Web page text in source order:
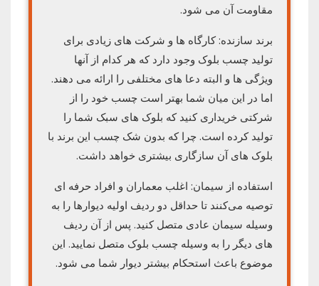
مقاومت آن می شود.
برند سازنده: کارگاه ها و شرکت های زیادی برای
تولید چسب بلوک وجود دارد که هر کدام از آنها
ویژگی ها و البته دعا های مختلفی را ارائه می دهند.
اما در این میان شما بهتر است چسب خود را از
شرکتی خریداری کنید که بلوک های سبک شما را
تولید کرده است. چرا که بدون شک چسب این برند با
بلوک های آن سازگاری بیشتری خواهد داشت.
استفاده از سیمان: اغلب معماران و افراد حرفه ای
توصیه می‌کنند تا حداقل دو ردیف اولیه دیوارها را به
وسیله سیمان عادی متصل کنید. پس از آن ردیف
های دیگر را به وسیله چسب بلوک متصل نمایید. این
موضوع باعث استحکام بیشتر دیوار شما می شود.